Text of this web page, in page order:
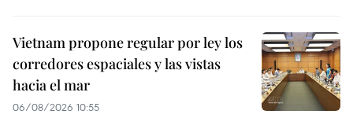
Vietnam propone regular por ley los
corredores espaciales y las vistas
hacia el mar
06/08/2026 10:55